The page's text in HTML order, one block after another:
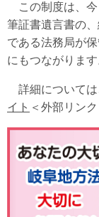
この制度は、今
筆証書遺言書の
である法務局が
にもつながります
詳細については
イト ＜外部リンク